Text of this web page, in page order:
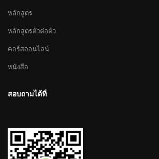
หลักสูตร
หลักสูตรตัวต่อตัว
คอร์สออนไลน์
หนังสือ
สอบถามได้ที่